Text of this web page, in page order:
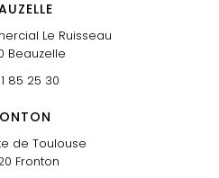
Le Ruisseau
Beauzelle
85 25 30
de Toulouse
Fronton